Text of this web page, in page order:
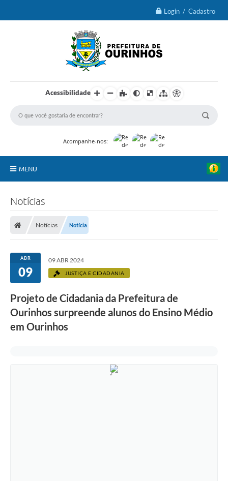
Login / Cadastro
Acessibilidade
Acompanhe-nos:
MENU
Portal da Transparência
Turismo
Secretarias
Ouvidoria
Notícias
Notícias Notícia
ABR
09
09 ABR 2024
JUSTIÇA E CIDADANIA
Projeto de Cidadania da Prefeitura de
Ourinhos surpreende alunos do Ensino Médio
em Ourinhos